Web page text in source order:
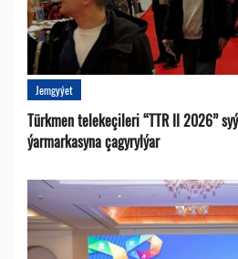
Jemgyýet
Türkmen telekeçileri “TTR II 2026”
ýarmarkasyna çagyrylýar